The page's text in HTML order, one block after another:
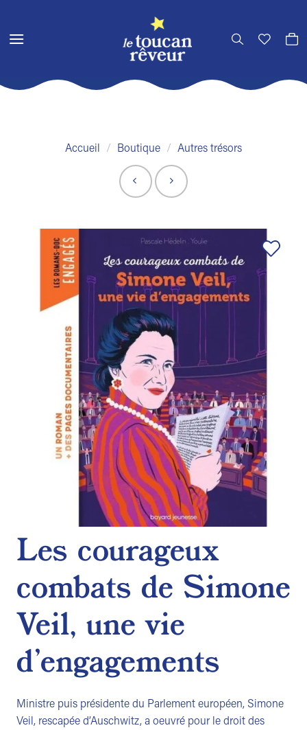
contenu
Accueil / Boutique / Autres trésors
Ajouter
souhaits
Les courageux
combats de Simone
Veil, une vie
d’engagements
Ministre puis présidente du Parlement européen, Simone
Veil, rescapée d’Auschwitz, a oeuvré pour le droit des